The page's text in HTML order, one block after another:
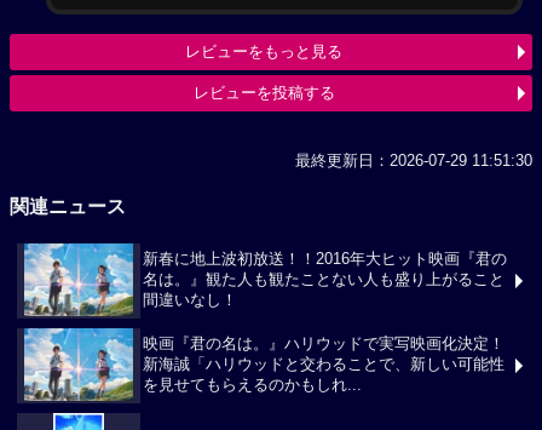
レビューをもっと見る
レビューを投稿する
最終更新日：2026-07-29 11:51:30
関連ニュース
新春に地上波初放送！！2016年大ヒット映画『君の
名は。』観た人も観たことない人も盛り上がること
間違いなし！
映画『君の名は。』ハリウッドで実写映画化決定！
新海誠「ハリウッドと交わることで、新しい可能性
を見せてもらえるのかもしれ...